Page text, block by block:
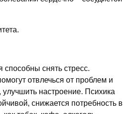
снять стресс.
отвлечься от проблем и
настроение. Психика
снижается потребность в